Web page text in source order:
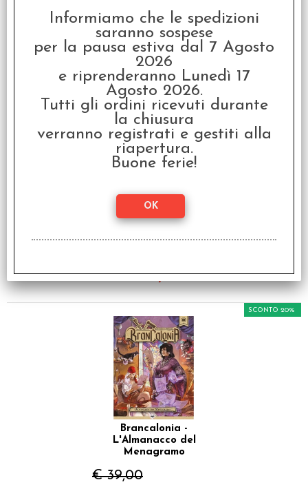
€ 44,99
€35,99
Brancalonia - Terre
Furiose e Altri Sporchi
€31,19
Brancalonia -
L'Almanacco del
Menagramo
€ 39,00
SCONTO 20%
Informiamo che le spedizioni
saranno sospese
per la pausa estiva dal 7 Agosto
2026
e riprenderanno Lunedì 17
Agosto 2026.
Tutti gli ordini ricevuti durante
la chiusura
verranno registrati e gestiti alla
riapertura.
Buone ferie!